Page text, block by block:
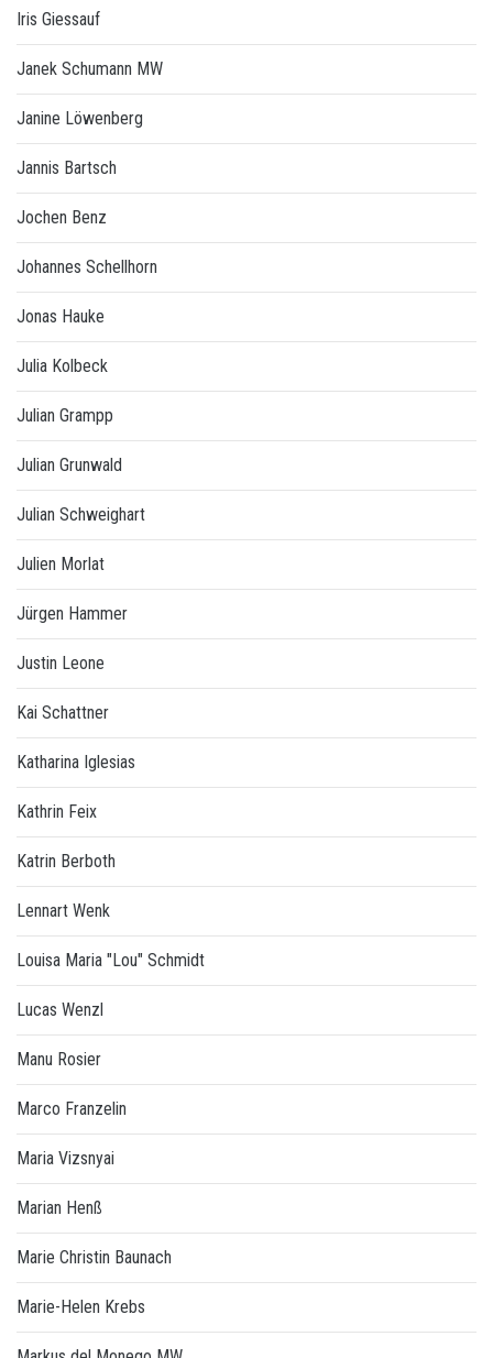
Iris Giessauf
Janek Schumann MW
Janine Löwenberg
Jannis Bartsch
Jochen Benz
Johannes Schellhorn
Jonas Hauke
Julia Kolbeck
Julian Grampp
Julian Grunwald
Julian Schweighart
Julien Morlat
Jürgen Hammer
Justin Leone
Kai Schattner
Katharina Iglesias
Kathrin Feix
Katrin Berboth
Lennart Wenk
Louisa Maria "Lou" Schmidt
Lucas Wenzl
Manu Rosier
Marco Franzelin
Maria Vizsnyai
Marian Henß
Marie Christin Baunach
Marie-Helen Krebs